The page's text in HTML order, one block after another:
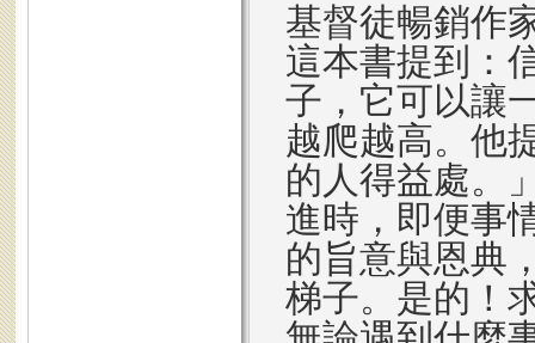
基督徒暢銷作
這本書提到：
子，它可以讓
越爬越高。他
的人得益處。
進時，即便事
的旨意與恩典
梯子。是的！